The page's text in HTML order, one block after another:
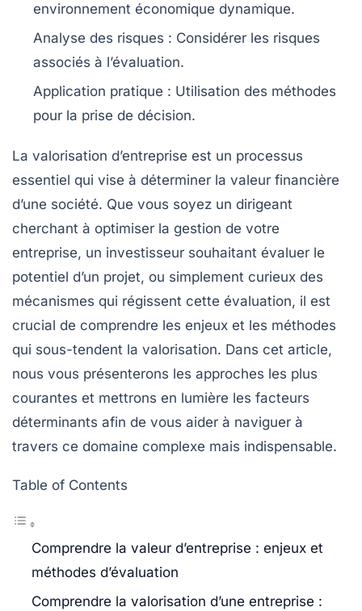
environnement économique dynamique.
Analyse des risques : Considérer les risques
associés à l’évaluation.
Application pratique : Utilisation des méthodes
pour la prise de décision.
La valorisation d’entreprise est un processus
essentiel qui vise à déterminer la valeur financière
d’une société. Que vous soyez un dirigeant
cherchant à optimiser la gestion de votre
entreprise, un investisseur souhaitant évaluer le
potentiel d’un projet, ou simplement curieux des
mécanismes qui régissent cette évaluation, il est
crucial de comprendre les enjeux et les méthodes
qui sous-tendent la valorisation. Dans cet article,
nous vous présenterons les approches les plus
courantes et mettrons en lumière les facteurs
déterminants afin de vous aider à naviguer à
travers ce domaine complexe mais indispensable.
Table of Contents
Comprendre la valeur d’entreprise : enjeux et
méthodes d’évaluation
Comprendre la valorisation d’une entreprise :